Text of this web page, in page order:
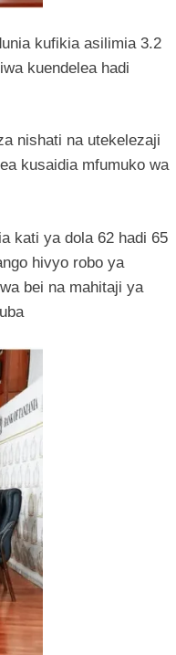
kufikia asilimia 3.2
kuendelea hadi
nishati na utekelezaji
kusaidia mfumuko wa
kati ya dola 62 hadi 65
hivyo robo ya
bei na mahitaji ya